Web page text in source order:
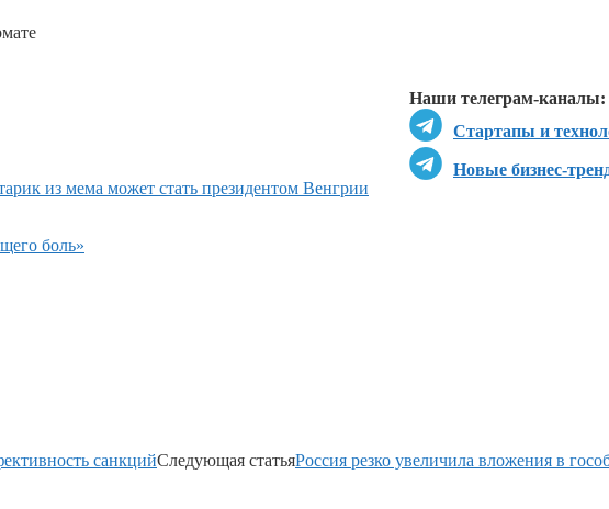
Наши телеграм-каналы:
Стартапы и
Новые бизнес-
из мема может стать президентом Венгрии
боль»
санкцийСледующая статьяРоссия резко увеличила вложения в